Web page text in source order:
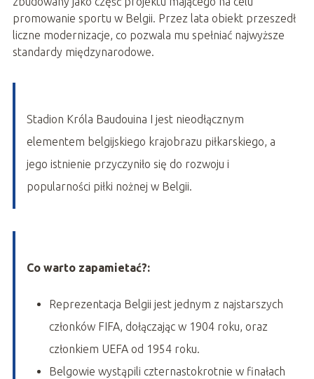
promowanie sportu w Belgii. Przez lata obiekt przeszedł
liczne modernizacje, co pozwala mu spełniać najwyższe
standardy międzynarodowe.
Stadion Króla Baudouina I jest nieodłącznym
elementem belgijskiego krajobrazu piłkarskiego, a
jego istnienie przyczyniło się do rozwoju i
popularności piłki nożnej w Belgii.
Co warto zapamietać?:
Reprezentacja Belgii jest jednym z najstarszych
członków FIFA, dołączając w 1904 roku, oraz
członkiem UEFA od 1954 roku.
Belgowie wystąpili czternastokrotnie w finałach